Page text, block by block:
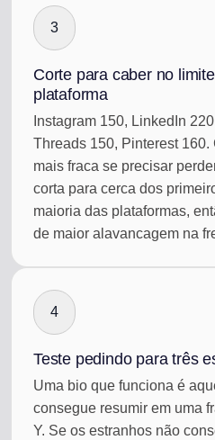
3
Corte para caber no
plataforma
Instagram 150, LinkedIn
Threads 150, Pinterest
mais fraca se precisar
corta para cerca dos
maioria das plataformas,
de maior alavancagem na
4
Teste pedindo para três
Uma bio que funciona é
consegue resumir em uma
Y. Se os estranhos não